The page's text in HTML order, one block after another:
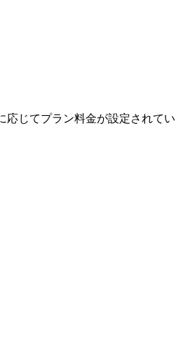
応じてプラン料金が設定されてい